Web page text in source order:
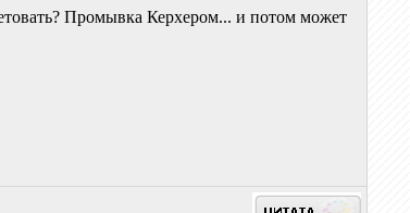
Промывка Керхером... и потом может